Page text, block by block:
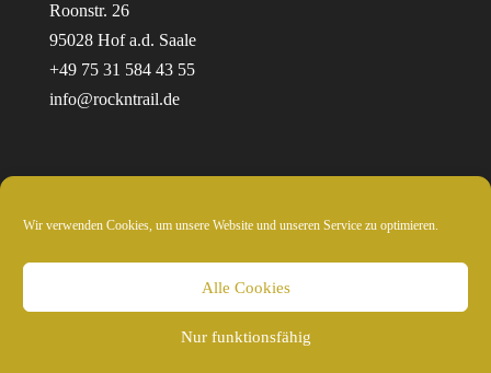
Wir verwenden Cookies, um unsere Website und unseren Service zu optimieren.
Alle Cookies
Nur funktionsfähig
Roonstr. 26
95028 Hof a.d. Saale
+49 75 31 584 43 55
info@rockntrail.de